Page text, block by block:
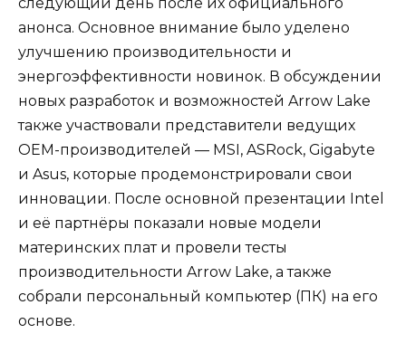
анонса. Основное внимание было уделено
улучшению производительности и
энергоэффективности новинок. В обсуждении
новых разработок и возможностей Arrow Lake
также участвовали представители ведущих
OEM-производителей — MSI, ASRock, Gigabyte
и Asus, которые продемонстрировали свои
инновации. После основной презентации Intel
и её партнёры показали новые модели
материнских плат и провели тесты
производительности Arrow Lake, а также
собрали персональный компьютер (ПК) на его
основе.